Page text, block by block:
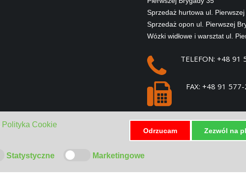
Polityka Cookie
Odrzucam Zezwól na
Statystyczne Marketingowe
Sprzedaż hurtowa ul.
Sprzedaż opon ul. Pierwszej
Wózki widłowe i warsztat ul.
TELEFON: +48 91
FAX: +48 91
E-MAIL:
LOGOWANIE DO